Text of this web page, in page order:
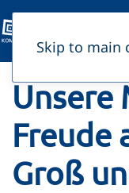
Skip to main
Unsere
Freude
Groß